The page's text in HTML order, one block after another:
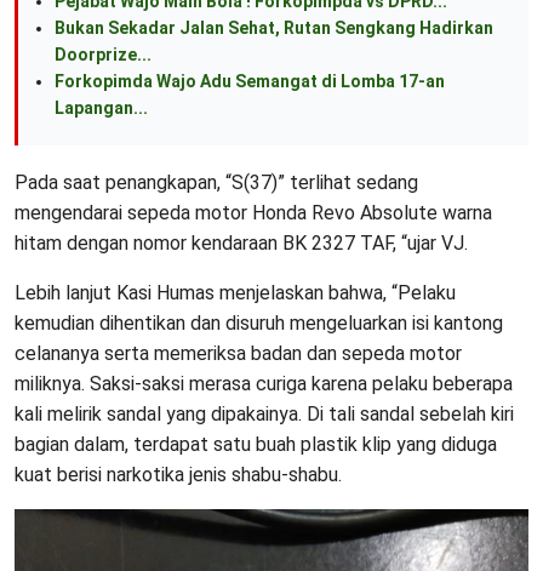
Bukan Sekadar Jalan Sehat, Rutan Sengkang Hadirkan
Doorprize...
Forkopimda Wajo Adu Semangat di Lomba 17-an
Lapangan...
Pada saat penangkapan, “S(37)” terlihat sedang
mengendarai sepeda motor Honda Revo Absolute warna
hitam dengan nomor kendaraan BK 2327 TAF, “ujar VJ.
Lebih lanjut Kasi Humas menjelaskan bahwa, “Pelaku
kemudian dihentikan dan disuruh mengeluarkan isi kantong
celananya serta memeriksa badan dan sepeda motor
miliknya. Saksi-saksi merasa curiga karena pelaku beberapa
kali melirik sandal yang dipakainya. Di tali sandal sebelah kiri
bagian dalam, terdapat satu buah plastik klip yang diduga
kuat berisi narkotika jenis shabu-shabu.